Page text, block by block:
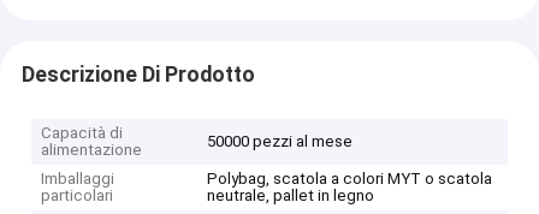
Descrizione Di Prodotto
Capacità di
alimentazione
50000 pezzi al mese
Imballaggi
particolari
Polybag, scatola a colori MYT o scatola
neutrale, pallet in legno